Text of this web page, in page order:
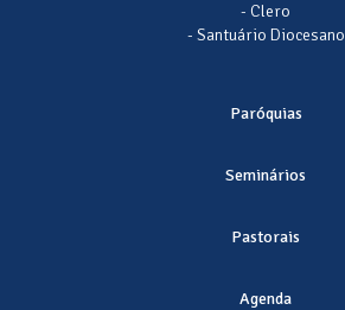
- Clero
- Santuário Diocesano
Paróquias
Seminários
Pastorais
Agenda